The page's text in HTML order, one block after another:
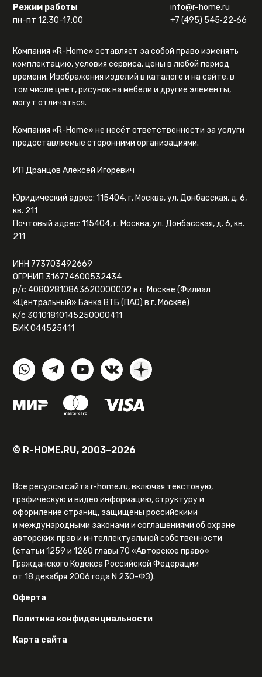
Режим работы
пн-пт 12:30-17:00
info@r-home.ru
+7 (495) 545‑22‑66
Компания «R-Home» оставляет за собой право изменять
комплектацию, условия сервиса, цены в любой период
времени. Изображения изделий в каталоге и на сайте, в
том числе цвет, рисунок на мебели и другие элементы,
могут отличаться.
Компания «R-Home» не несёт ответственности за услуги
предоставляемые сторонними организациями.
ИП Дранцов Алексей Игоревич
Юридический адрес: 115404, г. Москва, ул. Донбасская, д. 6,
кв. 211
Почтовый адрес: 115404, г. Москва, ул. Донбасская, д. 6, кв.
211
ИНН 773703492669
ОГРНИП 316774600532434
р/с 40802810863620000002 в г. Москве (Филиал
«Центральный» Банка ВТБ (ПАО) в г. Москве)
к/с 30101810145250000411
БИК 044525411
© R-HOME.RU, 2003–2026
Все ресурсы сайта r-home.ru, включая текстовую,
графическую и видео информацию, структуру и
оформление страниц, защищены российскими
и международными законами и соглашениями об охране
авторских прав и интеллектуальной собственности
(статьи 1259 и 1260 главы 70 «Авторское право»
Гражданского Кодекса Российской Федерации
от 18 декабря 2006 года N 230-ФЗ).
Оферта
Политика конфиденциальности
Карта сайта